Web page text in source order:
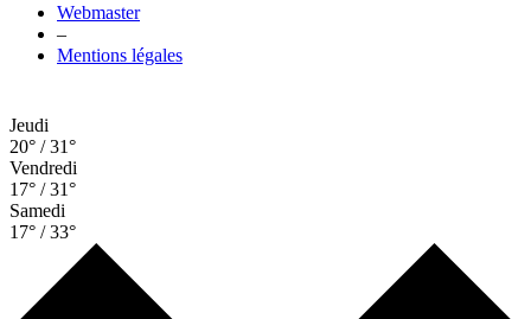
Webmaster
–
Mentions légales
Jeudi
20° / 31°
Vendredi
17° / 31°
Samedi
17° / 33°